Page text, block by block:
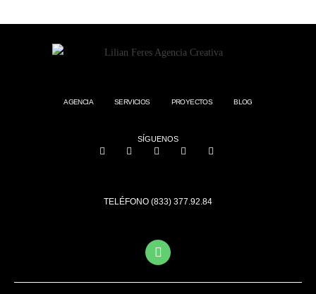
AGENCIA SERVICIOS PROYECTOS BLOG
SÍGUENOS
TELÉFONO (833) 377.92.84